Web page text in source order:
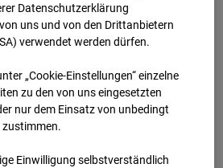
Seed-FFM
Zur Übersicht
07:05,
Datenschutzerklärung
uns und von den Drittanbietern
verwendet werden dürfen.
„Cookie-Einstellungen“ einzelne
zu den von uns eingesetzten
nur dem Einsatz von unbedingt
zustimmen.
Einwilligung selbstverständlich